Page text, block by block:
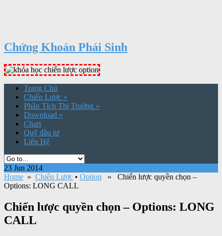
Chứng Khoán Phái Sinh
Trang Chủ
Chiến Lược »
Phân Tích Thị Truờng »
Download »
Chart
Quỹ đầu tư
Liên Hệ
23 Jun 2014
Home » Chiến Lược • Option » Chiến lược quyền chọn –
Options: LONG CALL
Chiến lược quyền chọn – Options: LONG
CALL